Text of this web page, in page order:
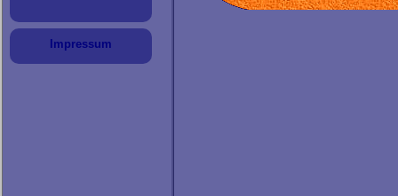
Impressum